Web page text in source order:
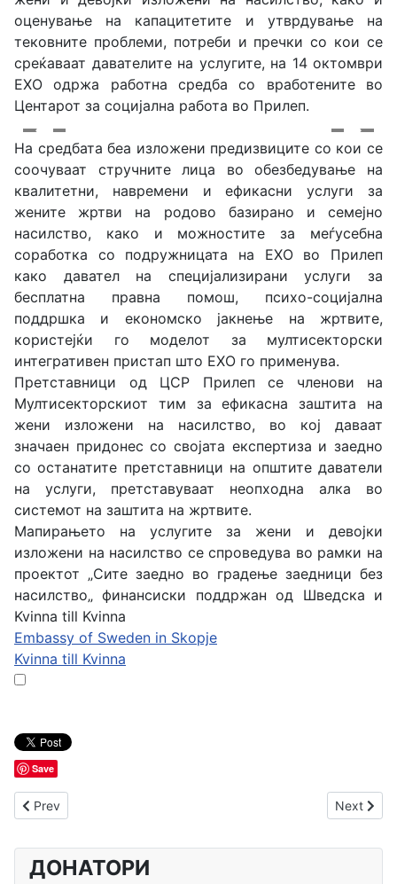
оценување на капацитетите и утврдување на
тековните проблеми, потреби и пречки со кои се
среќаваат давателите на услугите, на 14 октомври
ЕХО одржа работна средба со вработените во
Центарот за социјална работа во Прилеп.
На средбата беа изложени предизвиците со кои се
соочуваат стручните лица во обезбедување на
квалитетни, навремени и ефикасни услуги за
жените жртви на родово базирано и семејно
насилство, како и можностите за меѓусебна
соработка со подружницата на ЕХО во Прилеп
како давател на специјализирани услуги за
бесплатна правна помош, психо-социјална
поддршка и економско јакнење на жртвите,
користејќи го моделот за мултисекторски
интегративен пристап што ЕХО го применува.
Претставници од ЦСР Прилеп се членови на
Мултисекторскиот тим за ефикасна заштита на
жени изложени на насилство, во кој даваат
значаен придонес со својата експертиза и заедно
со останатите претставници на општите даватели
на услуги, претставуваат неопходна алка во
системот на заштита на жртвите.
Мапирањето на услугите за жени и девојки
изложени на насилство се спроведува во рамки на
проектот „Сите заедно во градење заедници без
насилство„ финансиски поддржан од Шведска и
Kvinna till Kvinna
Embassy of Sweden in Skopje
Kvinna till Kvinna
Save
Previous article: Проект - Промената почнува од мене
Prev Next
Next
ДОНАТОРИ